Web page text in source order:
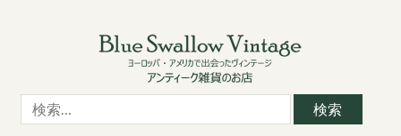
検
索: